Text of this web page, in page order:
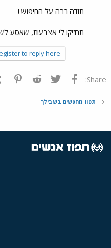
תודה רבה על החיפוש !
תחזיקו לי אצבעות, שאסע
to reply here.
Share: פייסבוק Twitter
Reddit
תפוז מחפשים בשבילך